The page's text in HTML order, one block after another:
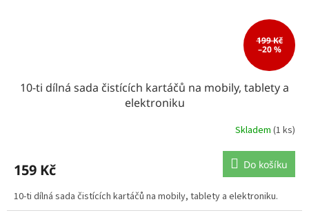
199 Kč
–20 %
10-ti dílná sada čistících kartáčů na mobily, tablety a
elektroniku
Skladem (1 ks)
159 Kč Do košíku
10-ti dílná sada čistících kartáčů na mobily, tablety a elektroniku.